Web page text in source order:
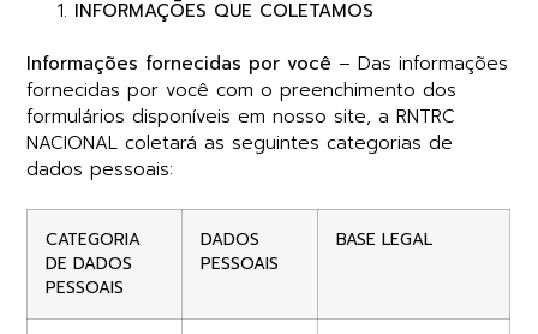
INFORMAÇÕES QUE COLETAMOS
Informações fornecidas por você – Das informações
fornecidas por você com o preenchimento dos
formulários disponíveis em nosso site, a RNTRC
NACIONAL coletará as seguintes categorias de
dados pessoais:
CATEGORIA
DE DADOS
PESSOAIS
DADOS
PESSOAIS
BASE LEGAL